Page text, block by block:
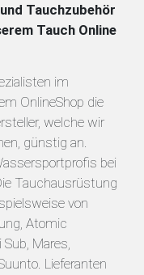
Tauchzubehör
Tauch Online
im
OnlineShop die
welche wir
günstig an.
bei
Tauchausrüstung
von
Atomic
Mares,
Lieferanten